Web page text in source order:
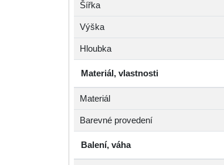
Šířka
Výška
Hloubka
Materiál, vlastnosti
Materiál
Barevné provedení
Balení, váha